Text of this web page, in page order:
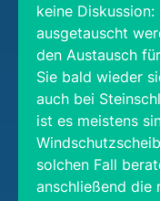
keine
ausgetauscht
den Austausch
Sie bald wieder
auch bei
ist es meistens
solchen Fall
anschließend die